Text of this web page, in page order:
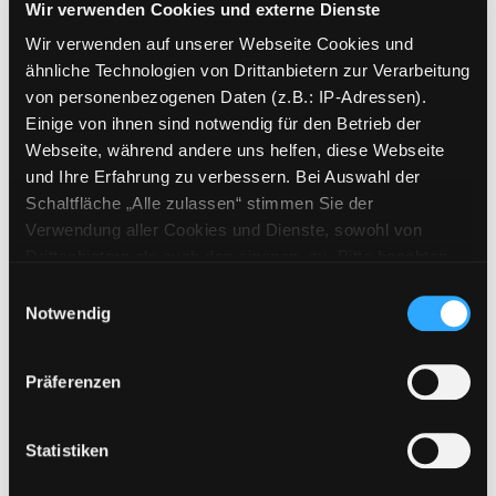
Wir verwenden Cookies und externe Dienste
Wir verwenden auf unserer Webseite Cookies und
ähnliche Technologien von Drittanbietern zur Verarbeitung
von personenbezogenen Daten (z.B.: IP-Adressen).
Einige von ihnen sind notwendig für den Betrieb der
Webseite, während andere uns helfen, diese Webseite
und Ihre Erfahrung zu verbessern. Bei Auswahl der
Schaltfläche „Alle zulassen“ stimmen Sie der
Verwendung aller Cookies und Dienste, sowohl von
Cookies von Drittanbietern, eine Verarbeitung in
unsicheren Drittländern (Länder außerhalb des EWR
ohne adäquates Datenschutzniveau) stattfinden kann. In
diesem Zusammenhang können aktuell Risiken für
Eine Verarbeitung durch solche Cookies oder Dienste
erfolgt nur, wenn Sie die jeweilige Einwilligung erteilen
Notwendig
Präferenzen
Statistiken
Mediengruppe:eBook
Zwischen Stilettos und
Schlabberlatz
stilvoll überleben als Mutter
Verfasser:Saunders, GraceSuche nach
Jahr:2008
Verlag: Frankfurt/M., Campus
Sprenger, Reinhard K.Suche